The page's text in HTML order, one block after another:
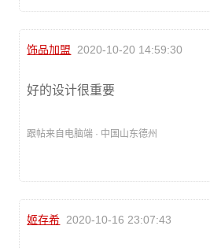
饰品加盟 2020-10-20 14:59:30
好的设计很重要
跟帖来自电脑端 · 中国山东德州
姬存希 2020-10-16 23:07:43